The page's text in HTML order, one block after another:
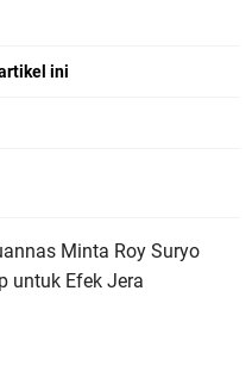
ini
Minta Roy Suryo
untuk Efek Jera